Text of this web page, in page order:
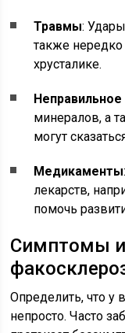
Травмы:
также
хрусталике.
Неправильное
минералов, а
могут
Медикаменты
лекарств,
помочь
Симптомы и
Определить, что у
непросто. Часто